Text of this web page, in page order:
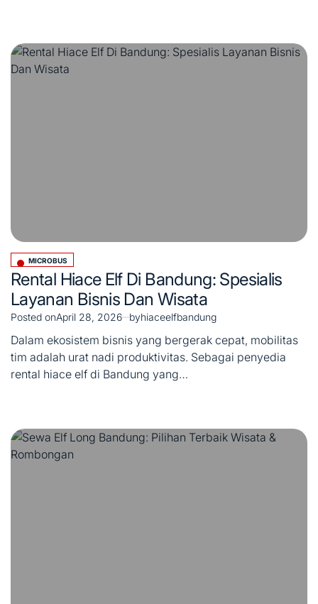
Posted
in
MICROBUS
Rental Hiace Elf Di Bandung: Spesialis
Layanan Bisnis Dan Wisata
Posted onApril 28, 2026 byhiaceelfbandung
Dalam ekosistem bisnis yang bergerak cepat, mobilitas
tim adalah urat nadi produktivitas. Sebagai penyedia
rental hiace elf di Bandung yang…